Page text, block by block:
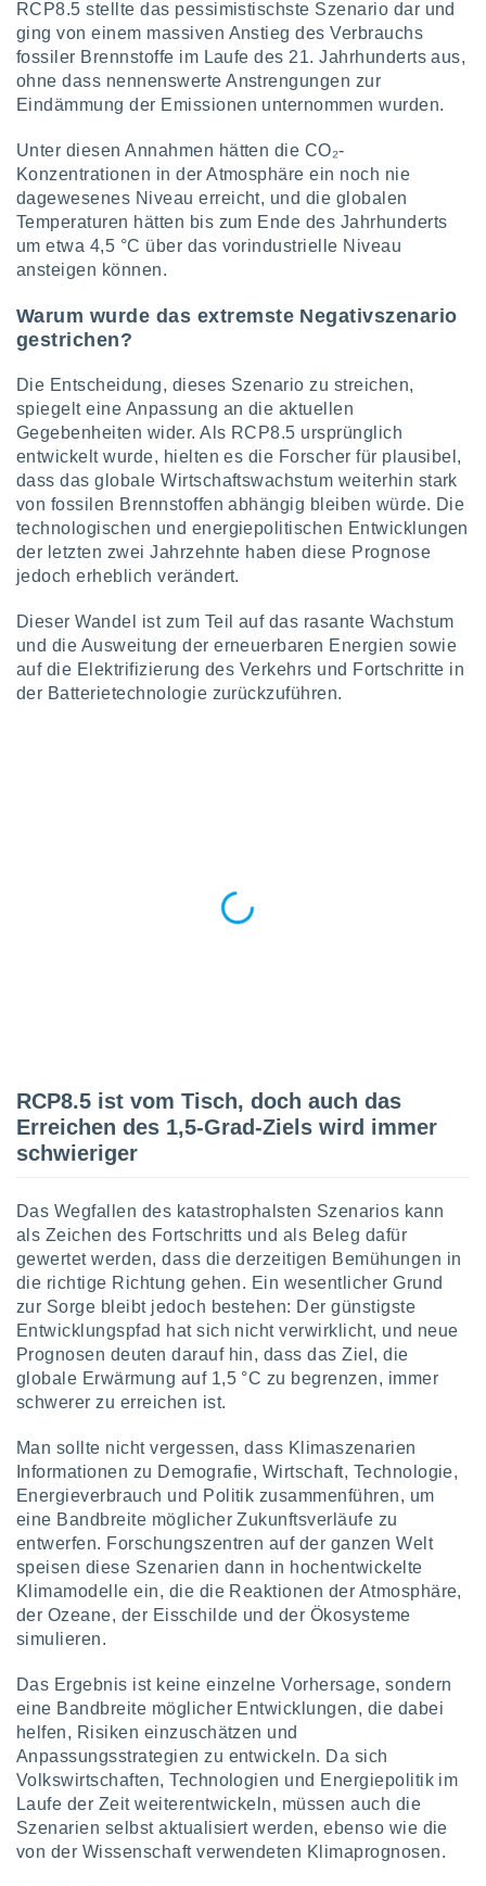
oder
um
Adressen
zu
und diese
Einige
dem Sie
dies zu
Sie Ihre
jederzeit
der
indem
" oder
zur
von
zur
der
von
von
von
der
zur
Inhalten.
durch
Inhalte,
und der
RCP8.5 stellte das pessimistischste Szenario dar und
ging von einem massiven Anstieg des Verbrauchs
fossiler Brennstoffe im Laufe des 21. Jahrhunderts aus,
ohne dass nennenswerte Anstrengungen zur
Eindämmung der Emissionen unternommen wurden.
Unter diesen Annahmen hätten die CO₂-
Konzentrationen in der Atmosphäre ein noch nie
dagewesenes Niveau erreicht, und die globalen
Temperaturen hätten bis zum Ende des Jahrhunderts
um etwa 4,5 °C über das vorindustrielle Niveau
ansteigen können.
Warum wurde das extremste Negativszenario
gestrichen?
Die Entscheidung, dieses Szenario zu streichen,
spiegelt eine Anpassung an die aktuellen
Gegebenheiten wider. Als RCP8.5 ursprünglich
entwickelt wurde, hielten es die Forscher für plausibel,
dass das globale Wirtschaftswachstum weiterhin stark
von fossilen Brennstoffen abhängig bleiben würde. Die
technologischen und energiepolitischen Entwicklungen
der letzten zwei Jahrzehnte haben diese Prognose
jedoch erheblich verändert.
Dieser Wandel ist zum Teil auf das rasante Wachstum
und die Ausweitung der erneuerbaren Energien sowie
auf die Elektrifizierung des Verkehrs und Fortschritte in
der Batterietechnologie zurückzuführen.
RCP8.5 ist vom Tisch, doch auch das
Erreichen des 1,5-Grad-Ziels wird immer
schwieriger
Das Wegfallen des katastrophalsten Szenarios kann
als Zeichen des Fortschritts und als Beleg dafür
gewertet werden, dass die derzeitigen Bemühungen in
die richtige Richtung gehen. Ein wesentlicher Grund
zur Sorge bleibt jedoch bestehen: Der günstigste
Entwicklungspfad hat sich nicht verwirklicht, und neue
Prognosen deuten darauf hin, dass das Ziel, die
globale Erwärmung auf 1,5 °C zu begrenzen, immer
schwerer zu erreichen ist.
Man sollte nicht vergessen, dass Klimaszenarien
Informationen zu Demografie, Wirtschaft, Technologie,
Energieverbrauch und Politik zusammenführen, um
eine Bandbreite möglicher Zukunftsverläufe zu
entwerfen. Forschungszentren auf der ganzen Welt
speisen diese Szenarien dann in hochentwickelte
Klimamodelle ein, die die Reaktionen der Atmosphäre,
der Ozeane, der Eisschilde und der Ökosysteme
simulieren.
Das Ergebnis ist keine einzelne Vorhersage, sondern
eine Bandbreite möglicher Entwicklungen, die dabei
helfen, Risiken einzuschätzen und
Anpassungsstrategien zu entwickeln. Da sich
Volkswirtschaften, Technologien und Energiepolitik im
Laufe der Zeit weiterentwickeln, müssen auch die
Szenarien selbst aktualisiert werden, ebenso wie die
von der Wissenschaft verwendeten Klimaprognosen.